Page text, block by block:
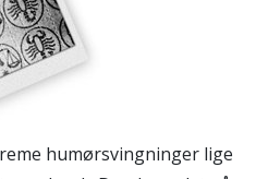
humørsvingninger lige